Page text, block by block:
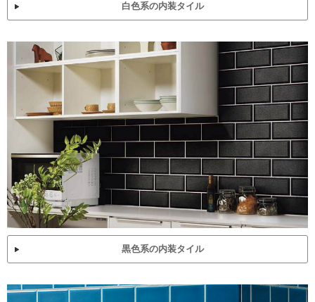
白色系の内装タイル
黒色系の内装タイル